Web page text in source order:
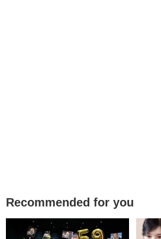
Recommended for you